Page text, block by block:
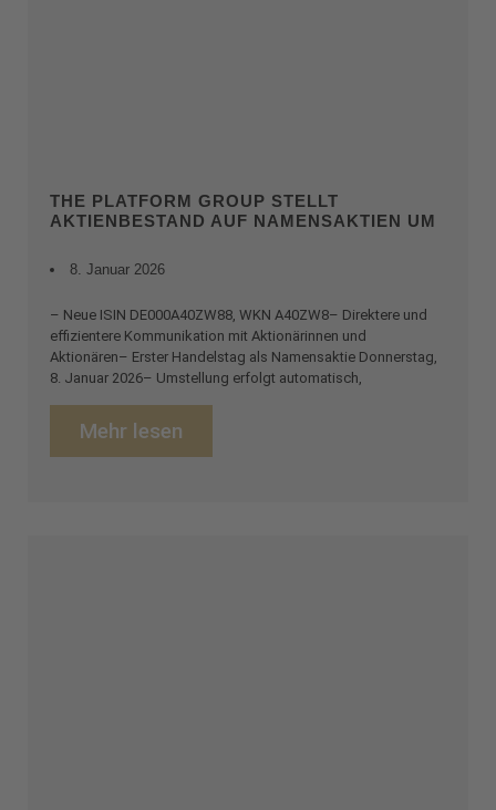
THE PLATFORM GROUP STELLT
AKTIENBESTAND AUF NAMENSAKTIEN UM
8. Januar 2026
– Neue ISIN DE000A40ZW88, WKN A40ZW8– Direktere und
effizientere Kommunikation mit Aktionärinnen und
Aktionären– Erster Handelstag als Namensaktie Donnerstag,
8. Januar 2026– Umstellung erfolgt automatisch,
Mehr lesen